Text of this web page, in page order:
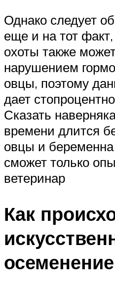
Однако следует
еще и на тот факт,
охоты также
нарушением
овцы, поэтому
дает
Сказать
времени длится
овцы и
сможет только
ветеринар
Как